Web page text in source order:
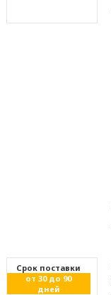
Cрок поставки
от 30 до 90
дней